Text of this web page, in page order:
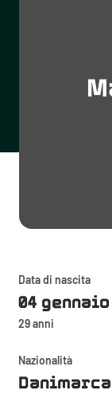
Data di nascita
04 gennaio
29 anni
Nazionalità
Danimarca